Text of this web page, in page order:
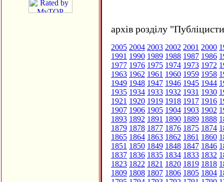
архів розділу
2005 2004 2003 2002 2001 2000
1991 1990 1989 1988 1987 1986
1977 1976 1975 1974 1973 1972
1963 1962 1961 1960 1959 1958
1949 1948 1947 1946 1945 1944
1935 1934 1933 1932 1931 1930
1921 1920 1919 1918 1917 1916
1907 1906 1905 1904 1903 1902
1893 1892 1891 1890 1889 1888
1879 1878 1877 1876 1875 1874
1865 1864 1863 1862 1861 1860
1851 1850 1849 1848 1847 1846
1837 1836 1835 1834 1833 1832
1823 1822 1821 1820 1819 1818
1809 1808 1807 1806 1805 1804